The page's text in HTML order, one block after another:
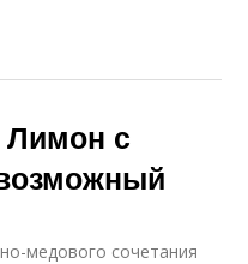
с
медового сочетания